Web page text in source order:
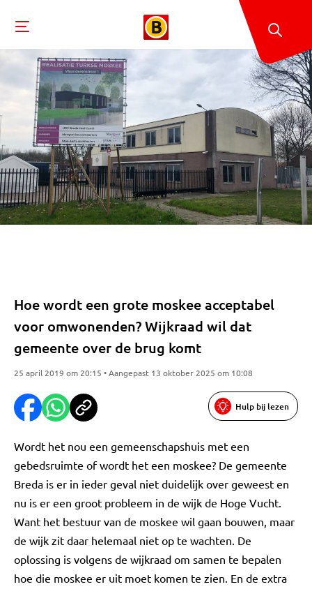
Hoe wordt een grote moskee acceptabel
voor omwonenden? Wijkraad wil dat
gemeente over de brug komt
25 april 2019 om 20:15 • Aangepast 13 oktober 2025 om 10:08
Hulp bij lezen
Wordt het nou een gemeenschapshuis met een
gebedsruimte of wordt het een moskee? De gemeente
Breda is er in ieder geval niet duidelijk over geweest en
nu is er een groot probleem in de wijk de Hoge Vucht.
Want het bestuur van de moskee wil gaan bouwen, maar
de wijk zit daar helemaal niet op te wachten. De
oplossing is volgens de wijkraad om samen te bepalen
hoe die moskee er uit moet komen te zien. En de extra